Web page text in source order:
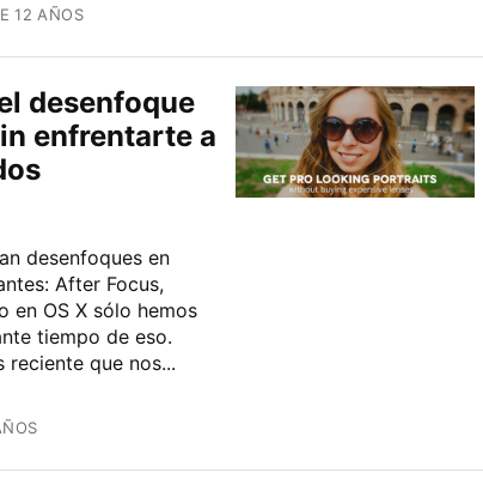
12 AÑOS
desenfoque
enfrentarte a
desenfoques en
After Focus,
en OS X sólo hemos
tiempo de eso.
reciente que nos...